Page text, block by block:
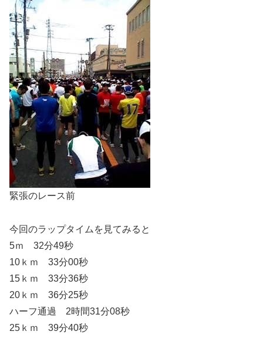
緊張のレース前
今回のラップタイムを見てみると
5ｍ 32分49秒
10ｋｍ 33分00秒
15ｋｍ 33分36秒
20ｋｍ 36分25秒
ハーフ通過 2時間31分08秒
25ｋｍ 39分40秒